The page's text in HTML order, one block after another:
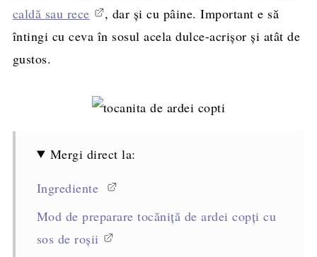
caldă sau rece
, dar și cu pâine. Important e să
întingi cu ceva în sosul acela dulce-acrișor și atât de
gustos.
Mergi direct la:
Ingrediente
Mod de preparare tocăniță de ardei copţi cu
sos de roșii